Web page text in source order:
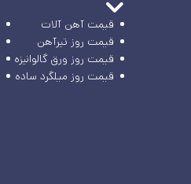
قیمت آهن آلات
قیمت روز تیرآهن
قیمت روز ورق گالوانیزه
قیمت روز میلگرد ساده